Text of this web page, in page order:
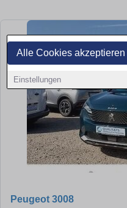
Alle Cookies akzeptieren
Einstellungen
Peugeot 3008